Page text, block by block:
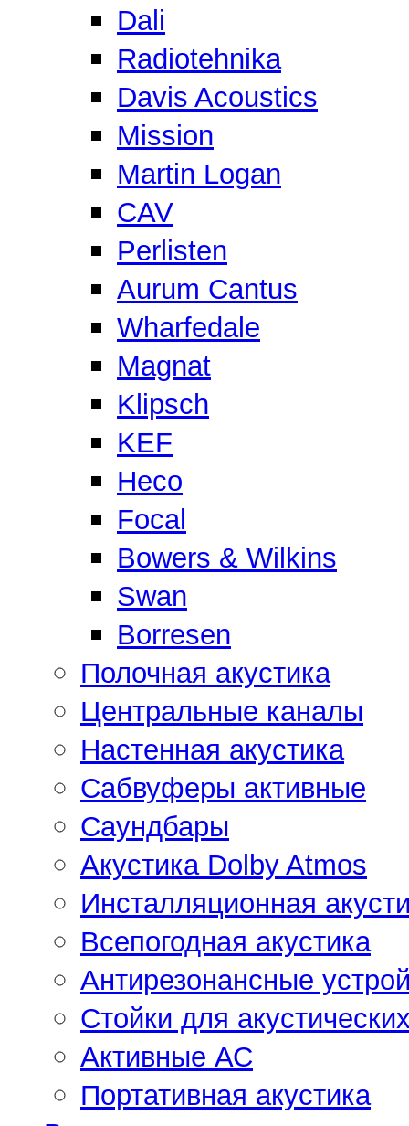
Dali
Radiotehnika
Davis Acoustics
Mission
Martin Logan
CAV
Perlisten
Aurum Cantus
Wharfedale
Magnat
Klipsch
KEF
Heco
Focal
Bowers & Wilkins
Swan
Borresen
Полочная акустика
Центральные каналы
Настенная акустика
Сабвуферы активные
Саундбары
Акустика Dolby Atmos
Инсталляционная
Всепогодная акустика
Антирезонансные
Стойки для
Активные АС
Портативная акустика